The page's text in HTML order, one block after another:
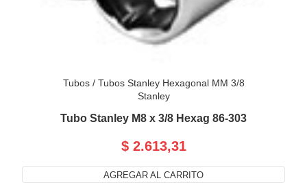
Tubos/ Tubos Stanley Hexagonal MM 3/8
Stanley
Tubo Stanley M8 x 3/8 Hexag 86-303
$ 2.613,31
AGREGAR AL CARRITO